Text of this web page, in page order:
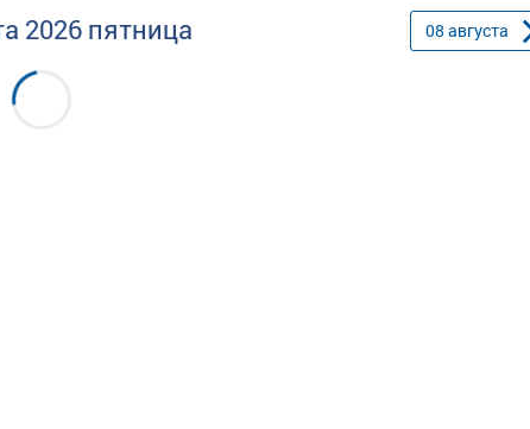
2026 пятница 08 августа